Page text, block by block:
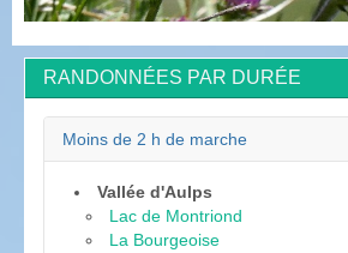
RANDONNÉES PAR DURÉE
Moins de 2 h de marche
Vallée d'Aulps
Lac de Montriond
La Bourgeoise